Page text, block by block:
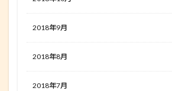
2018年9月
2018年8月
2018年7月